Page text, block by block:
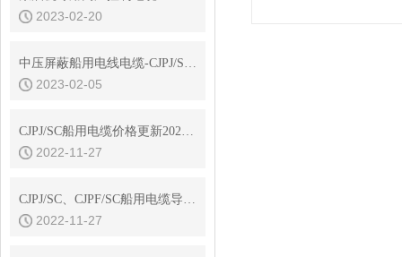
2023-02-20
中压屏蔽船用电线电缆-CJPJ/SC-6/10KV船用电缆
2023-02-05
CJPJ/SC船用电缆价格更新2022年11月14日
2022-11-27
CJPJ/SC、CJPF/SC船用电缆导体直流电阻
2022-11-27